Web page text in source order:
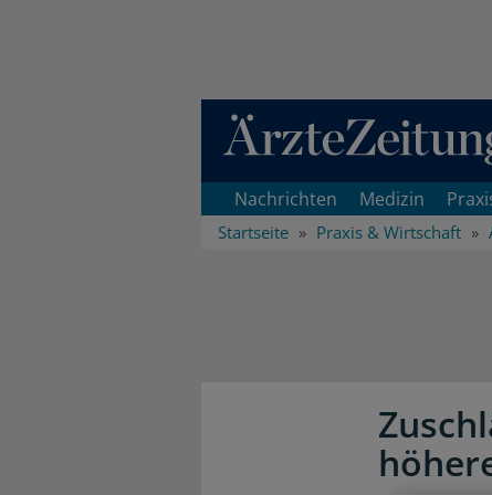
Direkt zum Inhaltsbereich
Nachrichten Medizin
Startseite Praxis & Wirtschaft